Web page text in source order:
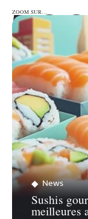
ZOOM SUR…
News
Sushis
meilleures